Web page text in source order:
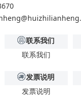
联系我们
联系我们
发票说明
发票说明